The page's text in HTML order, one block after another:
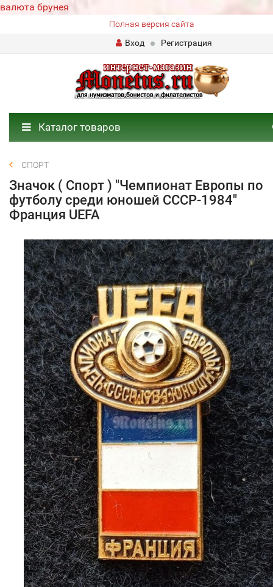
валюта брунея
Полная версия сайта
Вход
Регистрация
Каталог товаров
СПОРТ
Значок ( Спорт ) "Чемпионат Европы по
футболу среди юношей СССР-1984"
Франция UEFA